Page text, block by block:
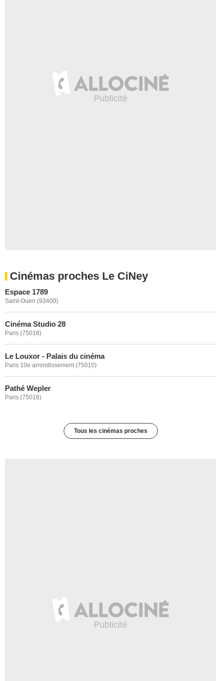
Cinémas proches Le CiNey
Espace 1789
Saint-Ouen (93400)
Cinéma Studio 28
Paris (75018)
Le Louxor - Palais du cinéma
Paris 10e arrondissement (75010)
Pathé Wepler
Paris (75018)
Tous les cinémas proches